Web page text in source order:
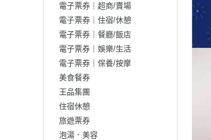
電子票券｜超商/賣場
電子票券｜住宿/休憩
電子票券｜餐廳/飯店
電子票券｜娛樂/生活
電子票券｜保養/按摩
美食餐券
王品集團
住宿休憩
旅遊票券
泡湯．美容